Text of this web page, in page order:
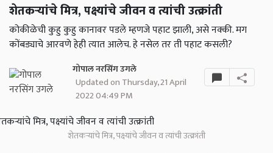
शेतकऱ्यांचे मित्र, पक्ष्यांचे जीवन व त्यांची उत्क्रांती
कोकीळेची कुहु कुहु कानावर पडले म्हणजे पहाट झाली, असे नक्की. मग
कोंबड्याचे आरवणे हेही त्यात आलेच. हे नसेल तर ती पहाट कसली?
गोपाल नरसिंग उगले
Updated on Thursday, 21 April
2022 04:49 PM
शेतकऱ्यांचे मित्र, पक्ष्यांचे जीवन व त्यांची उत्क्रांती